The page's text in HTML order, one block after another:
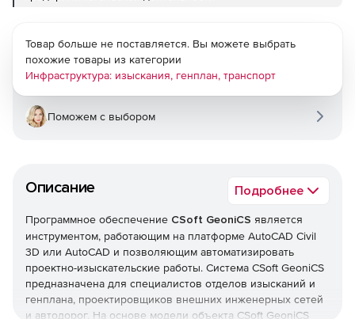
Описание Подробнее
Программное обеспечение CSoft GeoniCS является
инструментом, работающим на платформе AutoCAD Civil
3D или AutoCAD и позволяющим автоматизировать
проектно-изыскательские работы. Система CSoft GeoniCS
предназначена для специалистов отделов изысканий и
генплана, проектировщиков внешних инженерных сетей
и автодорог. На основе модели объекта CSoft GeoniCS
Товар больше не поставляется. Вы можете выбрать
похожие товары из категории
Инфраструктура: изыскания, генплан, транспорт
Поможем с выбором